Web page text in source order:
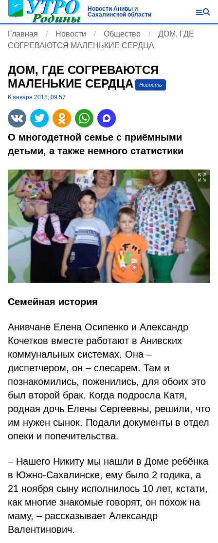
Новости Анивы и
Сахалинской области
Главная Новости Общество
ДОМ, ГДЕ
СОГРЕВАЮТСЯ МАЛЕНЬКИЕ СЕРДЦА
ДОМ, ГДЕ СОГРЕВАЮТСЯ
МАЛЕНЬКИЕ СЕРДЦА
Новость
6 января 2018, 09:57
О многодетной семье с приёмными
детьми, а также немного статистики
Семейная история
Анивчане Елена Осипенко и Александр
Кочетков вместе работают в Анивских
коммунальных системах. Она –
диспетчером, он – слесарем. Там и
познакомились, поженились, для обоих это
был второй брак. Когда подросла Катя,
родная дочь Елены Сергеевны, решили, что
им нужен сынок. Подали документы в отдел
опеки и попечительства.
– Нашего Никиту мы нашли в Доме ребёнка
в Южно-Сахалинске, ему было 2 годика, а
21 ноября сыну исполнилось 10 лет, кстати,
как многие знакомые говорят, он похож на
маму, – рассказывает Александр
Валентинович.